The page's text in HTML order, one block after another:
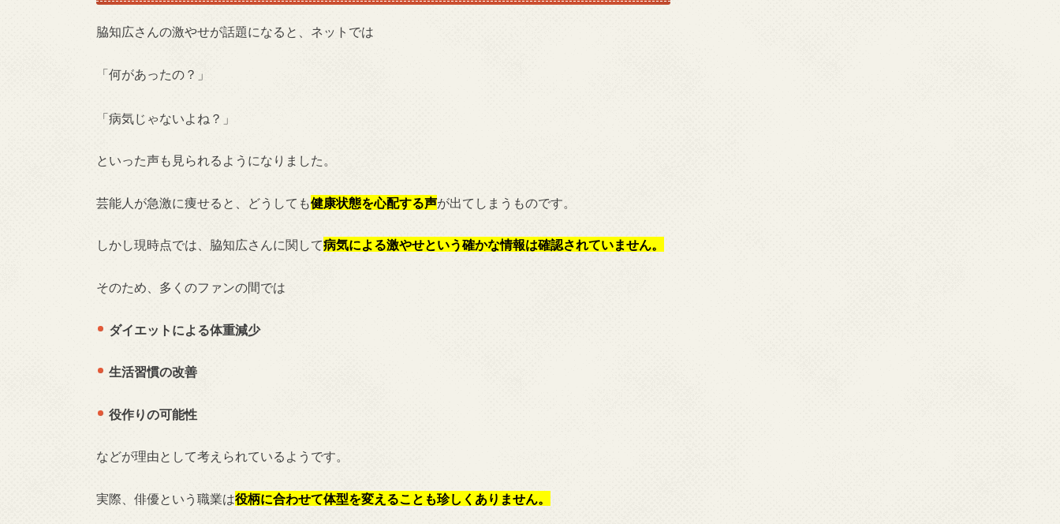
脇知広さんの激やせが話題になると、ネットでは
「何があったの？」
「病気じゃないよね？」
といった声も見られるようになりました。
芸能人が急激に痩せると、どうしても健康状態を心配する声が出てしまうものです。
しかし現時点では、脇知広さんに関して病気による激やせという確かな情報は確認されていません。
そのため、多くのファンの間では
ダイエットによる体重減少
生活習慣の改善
役作りの可能性
などが理由として考えられているようです。
実際、俳優という職業は役柄に合わせて体型を変えることも珍しくありません。